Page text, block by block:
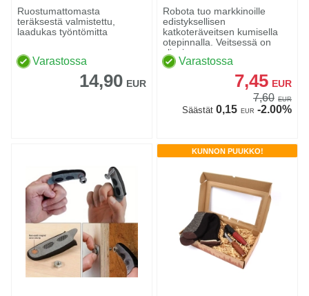
Ruostumattomasta
teräksestä valmistettu,
laadukas työntömitta
Varastossa
14,90 EUR
Robota tuo markkinoille
edistyksellisen
katkoteräveitsen kumisella
otepinnalla. Veitsessä on
ylivoi...
Varastossa
7,45 EUR
7,60 EUR
Säästät0,15 EUR -2.00%
KUNNON PUUKKO!